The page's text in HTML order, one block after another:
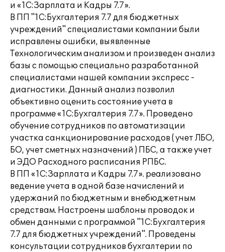
и «1С:Зарплата и Кадры 7.7».
В ПП "1С:Бухгалтерия 7.7 для бюджетных
учреждений" специалистами компании были
исправлены ошибки, выявленные
Технологическим анализом и произведен анализ
базы с помощью специально разработанной
специалистами нашей компании экспресс -
диагностики. Данный анализ позволил
объективно оценить состояние учета в
программе «1С:Бухгалтерия 7.7». Проведено
обучение сотрудников по автоматизации
участка санкционирование расходов ( учет ЛБО,
БО, учет сметных назначений ) ПБС, а также учет
и ЭДО Расходного расписания РПБС.
В ПП «1С:Зарплата и Кадры 7.7». реализовано
ведение учета в одной базе начислений и
удержаний по бюджетным и внебюджетным
средствам. Настроены шаблоны проводок и
обмен данными с программой "1С:Бухгалтерия
7.7 для бюджетных учреждений". Проведены
консультации сотрудников бухгалтерии по